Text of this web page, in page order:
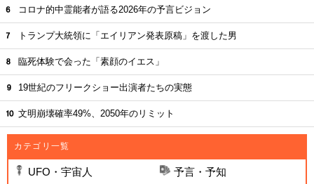
コロナ的中霊能者が語る2026年の予言ビジョン
トランプ大統領に「エイリアン発表原稿」を渡した男
臨死体験で会った「素顔のイエス」
19世紀のフリークショー出演者たちの実態
文明崩壊確率49%、2050年のリミット
カテゴリ一覧
UFO・宇宙人
予言・予知